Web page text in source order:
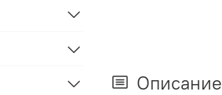
Описание